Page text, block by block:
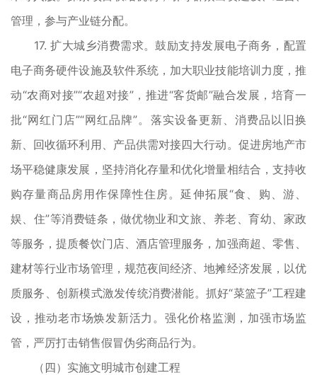
管理，参与产业链分配。
17. 扩大城乡消费需求。鼓励支持发展电子商务，配置
电子商务硬件设施及软件系统，加大职业技能培训力度，推
动“农商对接”“农超对接”，推进“客货邮”融合发展，培育一
批“网红门店”“网红品牌”。落实设备更新、消费品以旧换
新、回收循环利用、产品供需对接四大行动。促进房地产市
场平稳健康发展，坚持消化存量和优化增量相结合，支持收
购存量商品房用作保障性住房。延伸拓展“食、购、游、
娱、住”等消费链条，做优物业和文旅、养老、育幼、家政
等服务，提质餐饮门店、酒店管理服务，加强商超、零售、
建材等行业市场管理，规范夜间经济、地摊经济发展，以优
质服务、创新模式激发传统消费潜能。抓好“菜篮子”工程建
设，推动老市场焕发新活力。强化价格监测，加强市场监
管，严厉打击销售假冒伪劣商品行为。
（四）实施文明城市创建工程